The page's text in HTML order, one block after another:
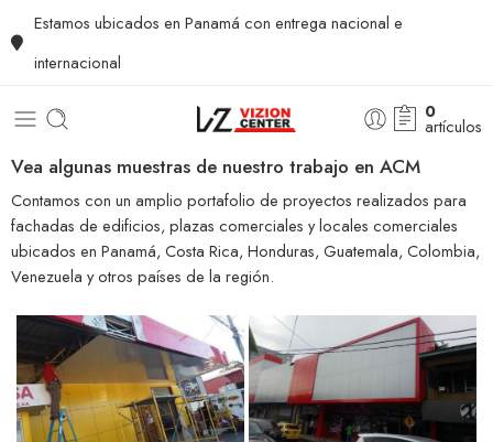
Estamos ubicados en Panamá con entrega nacional e
internacional
0
artículos
Vea algunas muestras de nuestro trabajo en ACM
Contamos con un amplio portafolio de proyectos realizados para
fachadas de edificios, plazas comerciales y locales comerciales
ubicados en Panamá, Costa Rica, Honduras, Guatemala, Colombia,
Venezuela y otros países de la región.